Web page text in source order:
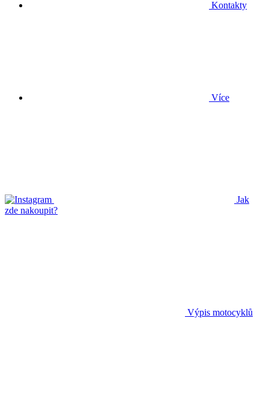
Kontakty
Více
Jak
zde nakoupit?
Výpis motocyklů